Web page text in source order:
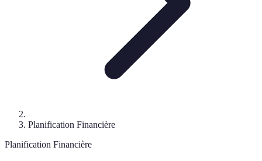
Planification Financière
Planification Financière